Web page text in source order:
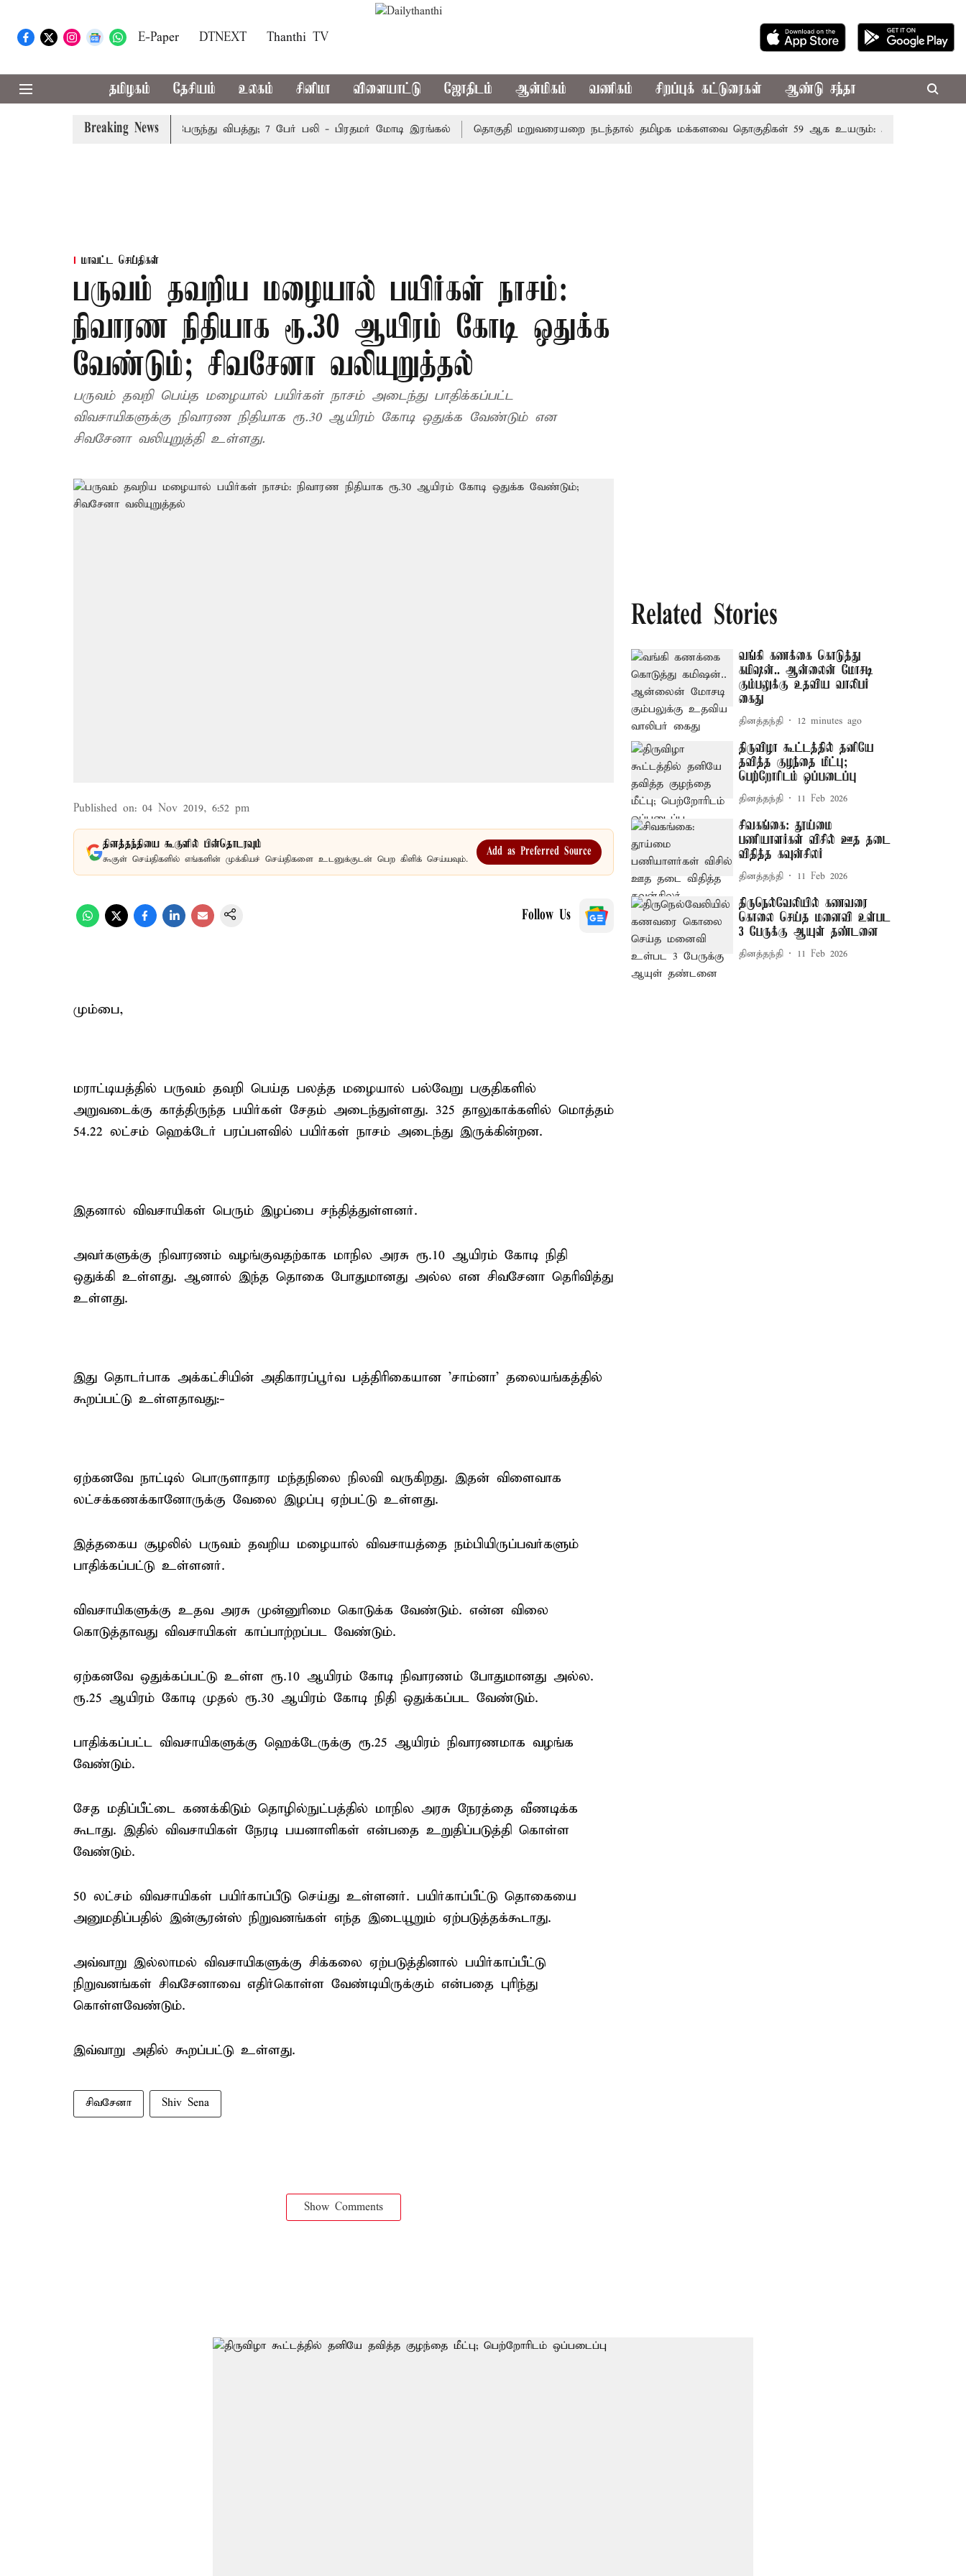
E-Paper DTNEXT Thanthi TV
தமிழகம் தேசியம் உலகம் சினிமா விளையாட்டு ஜோதிடம் ஆன்மிகம் வணிகம் சிறப்புக் கட்டுரைகள் ஆண்டு சந்தா
Breaking News
இமாச்சலத்தில் பேருந்து விபத்து; 7 பேர் பலி - பிரதமர் மோடி இரங்கல் தொகுதி மறுவரையறை நடந்தால் தமிழக மக்களவை தொகுதிகள் 59 ஆக உயரும்: உத்தேச பட்டியல்
மாவட்ட செய்திகள்
பருவம் தவறிய மழையால் பயிர்கள் நாசம்:
நிவாரண நிதியாக ரூ.30 ஆயிரம் கோடி ஒதுக்க
வேண்டும்; சிவசேனா வலியுறுத்தல்
பருவம் தவறி பெய்த மழையால் பயிர்கள் நாசம் அடைந்து பாதிக்கப்பட்ட
விவசாயிகளுக்கு நிவாரண நிதியாக ரூ.30 ஆயிரம் கோடி ஒதுக்க வேண்டும் என
சிவசேனா வலியுறுத்தி உள்ளது.
Published on: 04 Nov 2019, 6:52 pm
தினத்தந்தியை கூகுளில் பின்தொடரவும்
கூகுள் செய்திகளில் எங்களின் முக்கியச் செய்திகளை உடனுக்குடன் பெற கிளிக் செய்யவும்.
Add as Preferred Source
Follow Us
மும்பை,
மராட்டியத்தில் பருவம் தவறி பெய்த பலத்த மழையால் பல்வேறு பகுதிகளில்
அறுவடைக்கு காத்திருந்த பயிர்கள் சேதம் அடைந்துள்ளது. 325 தாலுகாக்களில் மொத்தம்
54.22 லட்சம் ஹெக்டேர் பரப்பளவில் பயிர்கள் நாசம் அடைந்து இருக்கின்றன.
இதனால் விவசாயிகள் பெரும் இழப்பை சந்தித்துள்ளனர்.
அவர்களுக்கு நிவாரணம் வழங்குவதற்காக மாநில அரசு ரூ.10 ஆயிரம் கோடி நிதி
ஒதுக்கி உள்ளது. ஆனால் இந்த தொகை போதுமானது அல்ல என சிவசேனா தெரிவித்து
உள்ளது.
இது தொடர்பாக அக்கட்சியின் அதிகாரப்பூர்வ பத்திரிகையான 'சாம்னா' தலையங்கத்தில்
கூறப்பட்டு உள்ளதாவது:-
ஏற்கனவே நாட்டில் பொருளாதார மந்தநிலை நிலவி வருகிறது. இதன் விளைவாக
லட்சக்கணக்கானோருக்கு வேலை இழப்பு ஏற்பட்டு உள்ளது.
இத்தகைய சூழலில் பருவம் தவறிய மழையால் விவசாயத்தை நம்பியிருப்பவர்களும்
பாதிக்கப்பட்டு உள்ளனர்.
விவசாயிகளுக்கு உதவ அரசு முன்னுரிமை கொடுக்க வேண்டும். என்ன விலை
கொடுத்தாவது விவசாயிகள் காப்பாற்றப்பட வேண்டும்.
ஏற்கனவே ஒதுக்கப்பட்டு உள்ள ரூ.10 ஆயிரம் கோடி நிவாரணம் போதுமானது அல்ல.
ரூ.25 ஆயிரம் கோடி முதல் ரூ.30 ஆயிரம் கோடி நிதி ஒதுக்கப்பட வேண்டும்.
பாதிக்கப்பட்ட விவசாயிகளுக்கு ஹெக்டேருக்கு ரூ.25 ஆயிரம் நிவாரணமாக வழங்க
வேண்டும்.
சேத மதிப்பீட்டை கணக்கிடும் தொழில்நுட்பத்தில் மாநில அரசு நேரத்தை வீணடிக்க
கூடாது. இதில் விவசாயிகள் நேரடி பயனாளிகள் என்பதை உறுதிப்படுத்தி கொள்ள
வேண்டும்.
50 லட்சம் விவசாயிகள் பயிர்காப்பீடு செய்து உள்ளனர். பயிர்காப்பீட்டு தொகையை
அனுமதிப்பதில் இன்சூரன்ஸ் நிறுவனங்கள் எந்த இடையூறும் ஏற்படுத்தக்கூடாது.
அவ்வாறு இல்லாமல் விவசாயிகளுக்கு சிக்கலை ஏற்படுத்தினால் பயிர்காப்பீட்டு
நிறுவனங்கள் சிவசேனாவை எதிர்கொள்ள வேண்டியிருக்கும் என்பதை புரிந்து
கொள்ளவேண்டும்.
இவ்வாறு அதில் கூறப்பட்டு உள்ளது.
சிவசேனா Shiv Sena
Show Comments
Related Stories
வங்கி கணக்கை கொடுத்து
கமிஷன்.. ஆன்லைன் மோசடி
கும்பலுக்கு உதவிய வாலிபர்
கைது
தினத்தந்தி 12 minutes ago
திருவிழா கூட்டத்தில் தனியே
தவித்த குழந்தை மீட்பு;
பெற்றோரிடம் ஒப்படைப்பு
தினத்தந்தி 11 Feb 2026
சிவகங்கை: தூய்மை
பணியாளர்கள் விசில் ஊத தடை
விதித்த கவுன்சிலர்
தினத்தந்தி 11 Feb 2026
திருநெல்வேலியில் கணவரை
கொலை செய்த மனைவி உள்பட
3 பேருக்கு ஆயுள் தண்டனை
தினத்தந்தி 11 Feb 2026